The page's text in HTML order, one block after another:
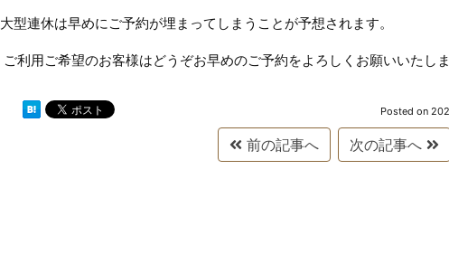
大型連休は早めにご予約が埋まってしまうことが予想されます。
ご利用ご希望のお客様はどうぞお早めのご予約をよろしくお願いいたし
Posted on
前の記事へ 次の記事へ